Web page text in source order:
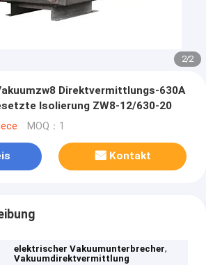
2/2
Direktvermittlungs-630A
Isolierung ZW8-12/630-20
MOQ：1
Kontakt
elektrischer Vakuumunterbrecher,
Vakuumdirektvermittlung